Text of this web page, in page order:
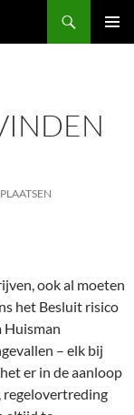
ook al moeten
het Besluit risico
Huisman
– elk bij
er in de aanloop
regelovertreding